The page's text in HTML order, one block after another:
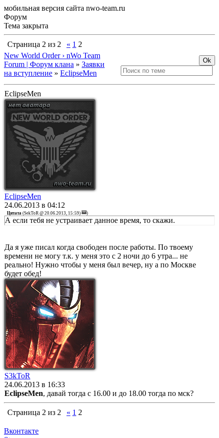
мобильная версия сайта nwo-team.ru
Форум
Тема закрыта
Страница 2 из 2 « 1 2
New World Order › nWo Team
Forum | Форум клана » Заявки
на вступление » EclipseMen
EclipseMen
EclipseMen
24.06.2013 в 04:12
Цитата (SekToR @ 20.06.2013, 15:59) )
А если тебя не устраивает данное время, то скажи.
Да я уже писал когда свободен после работы. По твоему
времени не могу т.к. у меня это с 2 ночи до 6 утра... не
реально! Нужно чтобы у меня был вечер, ну а по Москве
будет обед!
S3kToR
24.06.2013 в 16:33
EclipseMen, давай тогда с 16.00 и до 18.00 тогда по мск?
Страница 2 из 2 « 1 2
Вконтакте